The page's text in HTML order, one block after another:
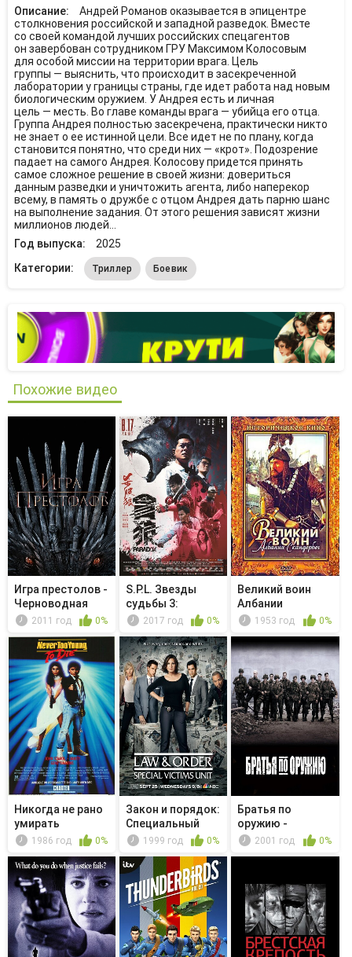
Описание:
Андрей Романов оказывается в эпицентре
столкновения российской и западной разведок. Вместе
со своей командой лучших российских спецагентов
он завербован сотрудником ГРУ Максимом Колосовым
для особой миссии на территории врага. Цель
группы — выяснить, что происходит в засекреченной
лаборатории у границы страны, где идет работа над новым
биологическим оружием. У Андрея есть и личная
цель — месть. Во главе команды врага — убийца его отца.
Группа Андрея полностью засекречена, практически никто
не знает о ее истинной цели. Все идет не по плану, когда
становится понятно, что среди них — «крот». Подозрение
падает на самого Андрея. Колосову придется принять
самое сложное решение в своей жизни: довериться
данным разведки и уничтожить агента, либо наперекор
всему, в память о дружбе с отцом Андрея дать парню шанс
на выполнение задания. От этого решения зависят жизни
миллионов людей…
Год выпуска:
2025
Категории:
Триллер Боевик
Похожие видео
Игра престолов -
Черноводная
2011 год 0%
S.P.L. Звезды
судьбы 3:
Парадокс
2017 год 0%
Великий воин
Албании
Скандербег
1953 год 0%
Никогда не рано
умирать
1986 год 0%
Закон и порядок:
Специальный
корпус -...
1999 год 0%
Братья по
оружию -
Карентан
2001 год 0%